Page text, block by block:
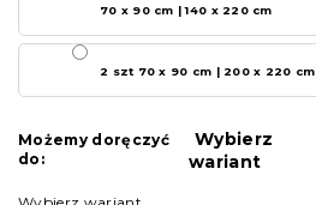
70 x 90 cm | 140 x 220 cm
2 szt 70 x 90 cm | 200 x 220 cm
Możemy doręczyć
do:
Wybierz
wariant